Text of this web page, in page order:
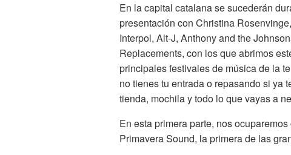
En la capital catalana se sucederán
presentación con Christina
Interpol, Alt-J, Anthony and the
Replacements, con los que abrimos
principales festivales de música de la
no tienes tu entrada o repasando si ya
tienda, mochila y todo lo que vayas a
En esta primera parte, nos
Primavera Sound, la primera de las